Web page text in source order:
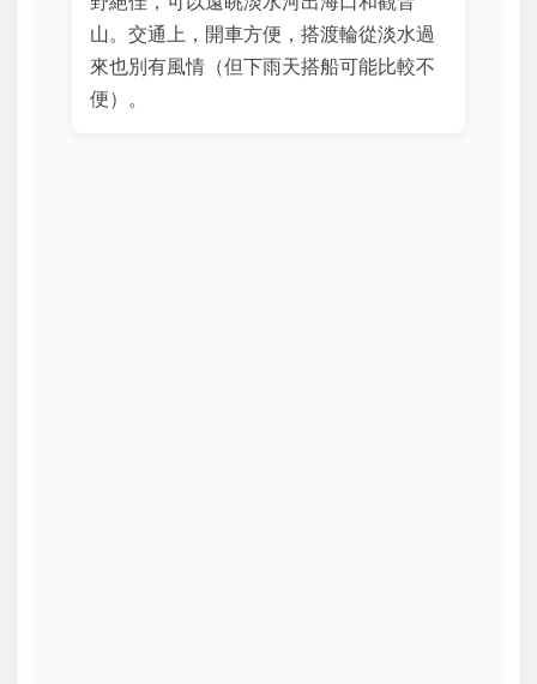
山。交通上，開車方便，搭渡輪從淡水過
來也別有風情（但下雨天搭船可能比較不
便）。